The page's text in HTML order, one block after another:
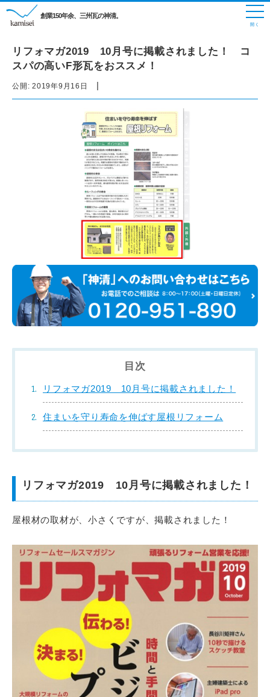
創業150年余、三州瓦の神清。
リフォマガ2019 10月号に掲載されました！ コ
スパの高いF形瓦をおススメ！
公開: 2019年9月16日 |
目次
リフォマガ2019 10月号に掲載されました！
住まいを守り寿命を伸ばす屋根リフォーム
リフォマガ2019 10月号に掲載されました！
屋根材の取材が、小さくですが、掲載されました！